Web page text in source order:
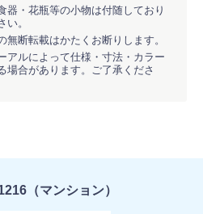
器・花瓶等の小物は付随しており
い。
断転載はかたくお断りします。
アルによって仕様・寸法・カラー
場合があります。ご了承くださ
（マンション）